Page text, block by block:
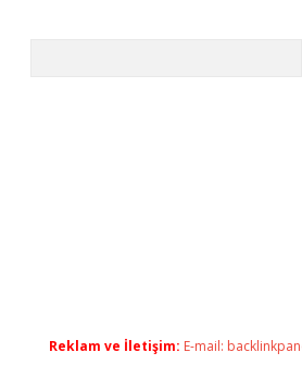
Reklam ve İletişim: E-mail: